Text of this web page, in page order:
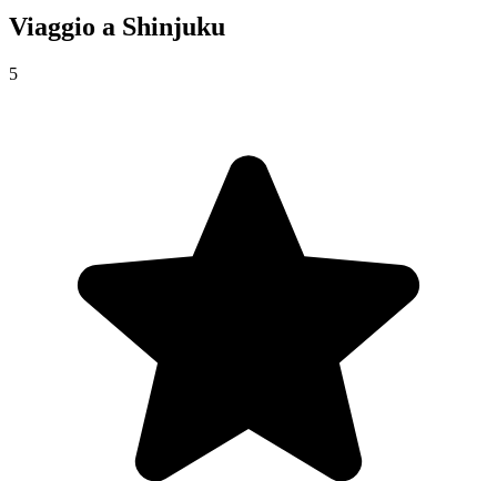
Viaggio a Shinjuku
5